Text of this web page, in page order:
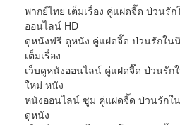
พากย์ไทย เต็มเรื่อง คู่แฝดจี๊ด ป่วนรั
ออนไลน์ HD
ดูหนังฟรี ดูหนัง คู่แฝดจี๊ด ป่วนรักใน
เต็มเรื่อง
เว็บดูหนังออนไลน์ คู่แฝดจี๊ด ป่วนรัก
ใหม่ หนัง
หนังออนไลน์ ซูม คู่แฝดจี๊ด ป่วนรักใ
ดูหนัง